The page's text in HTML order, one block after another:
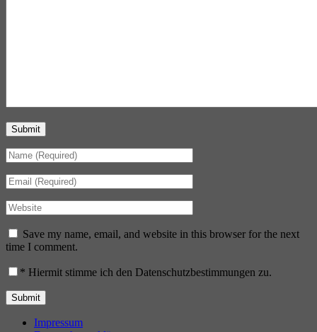
Submit
Save my name, email, and website in this browser for the next
time I comment.
* Hiermit stimme ich den Datenschutzbestimmungen zu.
Impressum